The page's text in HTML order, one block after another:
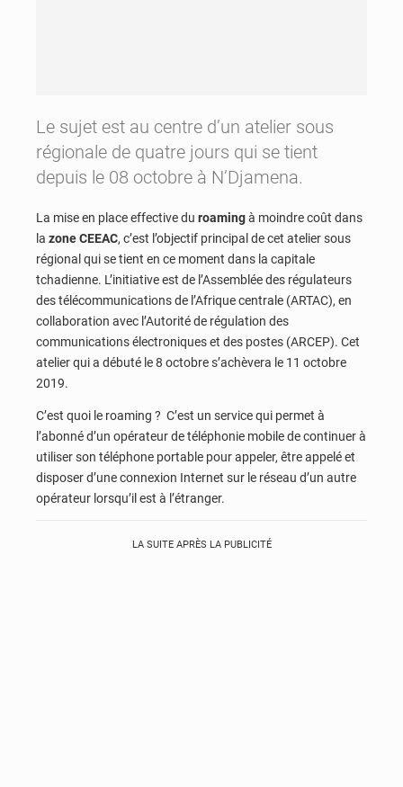
Le sujet est au centre d’un atelier sous
régionale de quatre jours qui se tient
depuis le 08 octobre à N’Djamena.
La mise en place effective du roamingà moindre coût dans
la zone CEEAC, c’est l’objectif principal de cet atelier sous
régional qui se tient en ce moment dans la capitale
tchadienne. L’initiative est de l’Assemblée des régulateurs
des télécommunications de l’Afrique centrale (ARTAC), en
collaboration avec l’Autorité de régulation des
communications électroniques et des postes (ARCEP). Cet
atelier qui a débuté le 8 octobre s’achèvera le 11 octobre
2019.
C’est quoi le roaming ? C’est un service qui permet à
l’abonné d’un opérateur de téléphonie mobile de continuer à
utiliser son téléphone portable pour appeler, être appelé et
disposer d’une connexion Internet sur le réseau d’un autre
opérateur lorsqu’il est à l’étranger.
LA SUITE APRÈS LA PUBLICITÉ